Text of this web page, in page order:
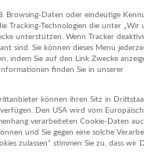
und
Browsing-Daten oder eindeutige
Tracking-Technologien die unter „Wir
unterstützen. Wenn Tracker
sind. Sie können dieses Menü
indem Sie auf den Link Zwecke
finden Sie in unserer
können ihren Sitz in
Den USA wird vom
verarbeiteten Cookie-Daten
und Sie gegen eine solche
zulassen“ stimmen Sie zu, dass wir